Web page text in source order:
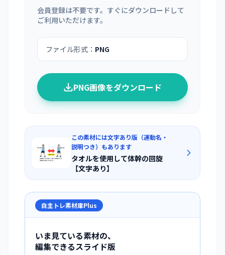
会員登録は不要です。すぐにダウンロードして
ご利用いただけます。
ファイル形式： PNG
PNG画像をダウンロード
この素材には文字あり版（運動名・
説明つき）もあります
タオルを使用して体幹の回旋
【文字あり】
自主トレ素材庫Plus
いま見ている素材の、
編集できるスライド版